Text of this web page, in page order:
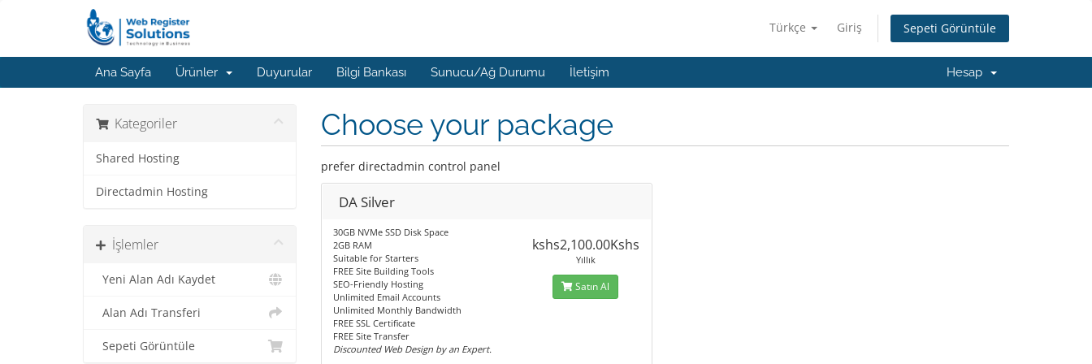
Türkçe Giriş Sepeti Görüntüle
Ana Sayfa Ürünler Duyurular Bilgi Bankası Sunucu/Ağ Durumu İletişim Hesap
Kategoriler
Shared Hosting
Directadmin Hosting
İşlemler
Yeni Alan Adı Kaydet
Alan Adı Transferi
Sepeti Görüntüle
Choose your package
prefer directadmin control panel
DA Silver
30GB NVMe SSD Disk Space
2GB RAM
Suitable for Starters
FREE Site Building Tools
SEO-Friendly Hosting
Unlimited Email Accounts
Unlimited Monthly Bandwidth
FREE SSL Certificate
FREE Site Transfer
Discounted Web Design by an Expert.
kshs2,100.00Kshs
Yıllık
Satın Al